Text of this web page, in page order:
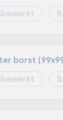
borst